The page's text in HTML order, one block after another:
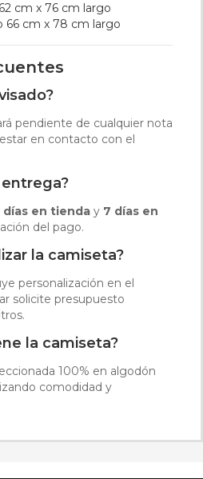
cm x 76 cm largo
66 cm x 78 cm largo
pendiente de cualquier nota
en contacto con el
días en tienda y 7 días en
del pago.
la camiseta?
personalización en el
solicite presupuesto
la camiseta?
100% en algodón
comodidad y